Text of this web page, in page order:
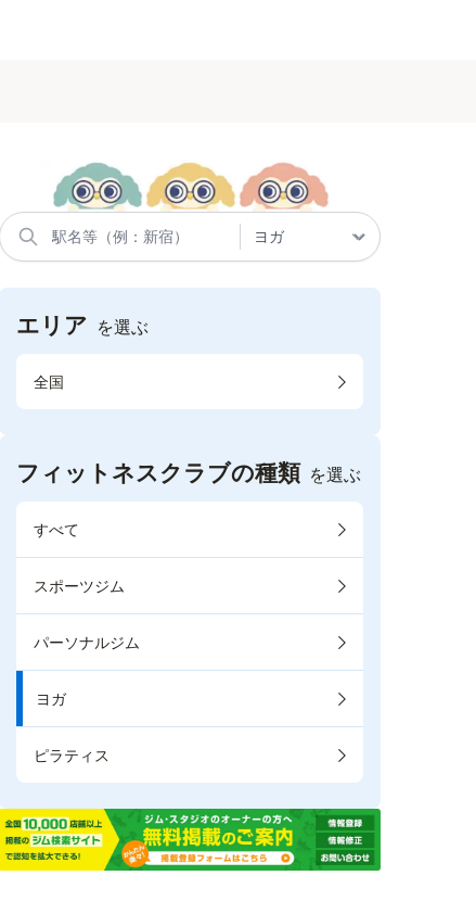
エリア を選ぶ
全国
フィットネスクラブの種類 を選ぶ
すべて
スポーツジム
パーソナルジム
ヨガ
ピラティス